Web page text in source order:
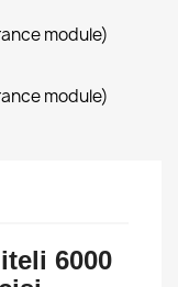
module)
module)
6000